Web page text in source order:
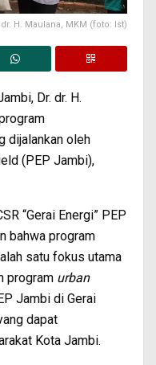
H. Maulana, MKM (foto: Ist)
Dr. dr. H.
dijalankan oleh
(PEP Jambi),
“Gerai Energi” PEP
bahwa program
satu fokus utama
program urban
Jambi di Gerai
dapat
Kota Jambi.